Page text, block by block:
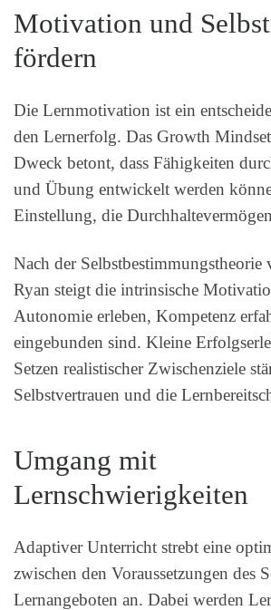
Motivation und
fördern
Die Lernmotivation ist ein
den Lernerfolg. Das Growth
Dweck betont, dass Fähigkeiten
und Übung entwickelt werden
Einstellung, die
Nach der Selbstbestimmungstheorie
Ryan steigt die intrinsische
Autonomie erleben, Kompetenz
eingebunden sind. Kleine
Setzen realistischer Zwischenziele
Selbstvertrauen und die
Umgang mit
Lernschwierigkeiten
Adaptiver Unterricht strebt eine
zwischen den Voraussetzungen des
Lernangeboten an. Dabei werden